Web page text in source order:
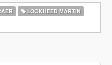
LOCKHEED MARTIN